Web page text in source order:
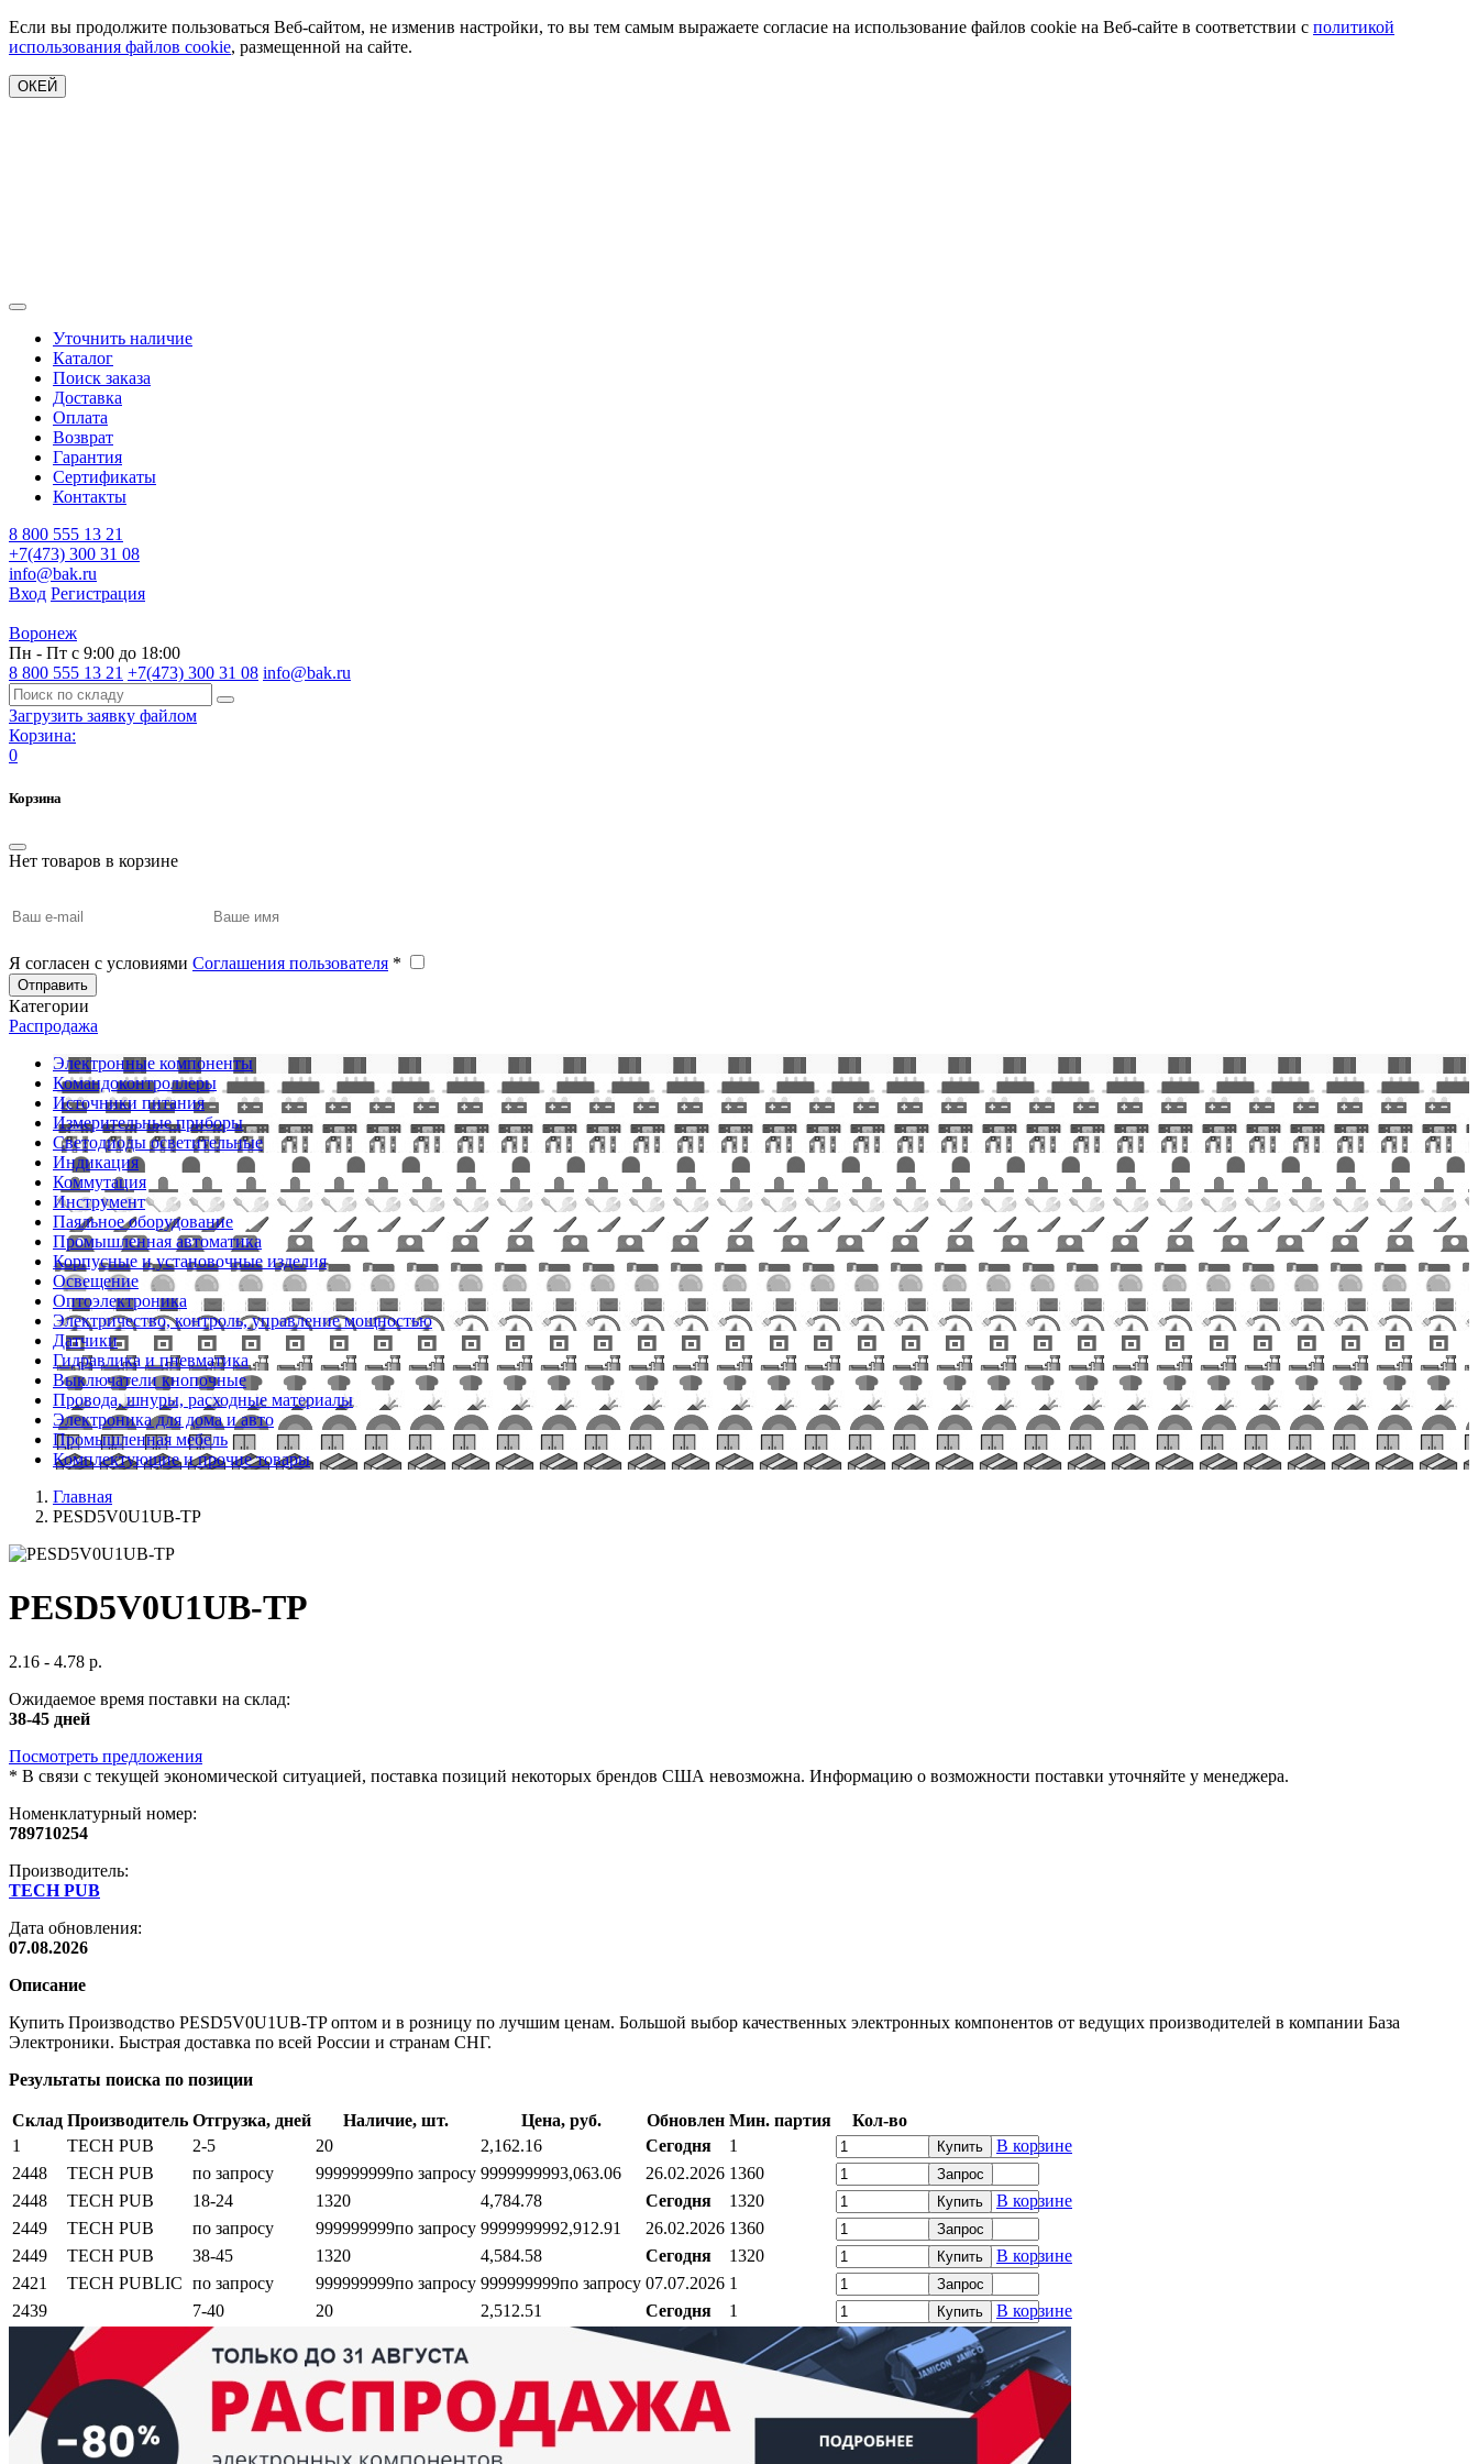
Если вы продолжите пользоваться Веб-сайтом, не изменив настройки, то вы тем самым выражаете согласие на использование файлов cookie на Веб-сайте в соответствии с политикой
использования файлов cookie, размещенной на сайте.
ОКЕЙ
Уточнить наличие
Каталог
Поиск заказа
Доставка
Оплата
Возврат
Гарантия
Сертификаты
Контакты
8 800 555 13 21
+7(473) 300 31 08
info@bak.ru
Вход Регистрация
Воронеж
Пн - Пт с 9:00 до 18:00
8 800 555 13 21 +7(473) 300 31 08 info@bak.ru
Загрузить заявку файлом
Корзина:
0
Корзина
Нет товаров в корзине
Я согласен с условиями Соглашения пользователя *
Отправить
Категории
Распродажа
Электронные компоненты
Командоконтроллеры
Источники питания
Измерительные приборы
Светодиоды осветительные
Индикация
Коммутация
Инструмент
Паяльное оборудование
Промышленная автоматика
Корпусные и установочные изделия
Освещение
Оптоэлектроника
Электричество, контроль, управление мощностью
Датчики
Гидравлика и пневматика
Выключатели кнопочные
Провода, шнуры, расходные материалы
Электроника для дома и авто
Промышленная мебель
Комплектующие и прочие товары
Главная
PESD5V0U1UB-TP
PESD5V0U1UB-TP
2.16 - 4.78 р.
Ожидаемое время поставки на склад:
38-45 дней
Посмотреть предложения
* В связи с текущей экономической ситуацией, поставка позиций некоторых брендов США невозможна. Информацию о возможности поставки уточняйте у менеджера.
Номенклатурный номер:
789710254
Производитель:
TECH PUB
Дата обновления:
07.08.2026
Описание
Купить Производство PESD5V0U1UB-TP оптом и в розницу по лучшим ценам. Большой выбор качественных электронных компонентов от ведущих производителей в компании База
Электроники. Быстрая доставка по всей России и странам СНГ.
Результаты поиска по позиции
Склад Производитель Отгрузка, дней Наличие, шт. Цена, руб. Обновлен Мин. партия
Кол-во
1
TECH PUB 2-5 20 2,162.16 Сегодня 1 Купить
В корзине
2448
TECH PUB по запросу 999999999по запросу 9999999993,063.06 26.02.2026 1360 Запрос
2448 TECH PUB 18-24 1320 4,784.78 Сегодня 1320 Купить
В корзине
2449
TECH PUB по запросу 999999999по запросу 9999999992,91 2.91 26.02.2026 1360 Запрос
2449 TECH PUB 38-45 1320 4,584.58 Сегодня 1320 Купить
В корзине
2421
TECH PUBLIC по запросу 999999999по запросу 999999999по запросу 07.07.2026 1 Запрос
2439 7-40 20 2,51 2.51 Сегодня 1 Купить В корзине